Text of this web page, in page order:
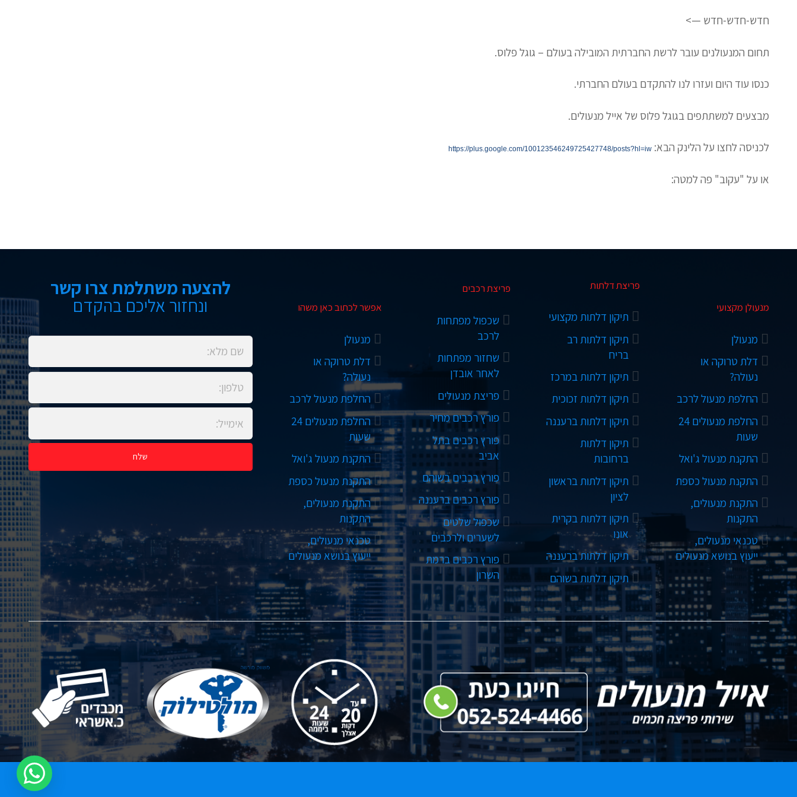
חדש-חדש-חדש —>
תחום המנעולנים עובר לרשת החברתית המובילה בעולם – גוגל פלוס.
כנסו עוד היום ועזרו לנו להתקדם בעולם החברתי.
מבצעים למשתתפים בגוגל פלוס של אייל מנעולים.
לכניסה לחצו על הלינק הבא:https://plus.google.com/100123546249725427748/posts?hl=iw
או על "עקוב" פה למטה:
מנעולן מקצועי
מנעולן
דלת טרוקה או
נעולה?
החלפת מנעול לרכב
החלפת מנעולים 24
שעות
התקנת מנעול ג'ואל
התקנת מנעול כספת
התקנת מנעולים,
התקנות
טכנאי מנעולים,
ייעוץ בנושא מנעולים
פריצת דלתות
תיקון דלתות מקצועי
תיקון דלתות רב
בריח
תיקון דלתות במרכז
תיקון דלתות זכוכית
תיקון דלתות ברעננה
תיקון דלתות
ברחובות
תיקון דלתות בראשון
לציון
תיקון דלתות בקרית
אונו
תיקון דלתות ברעננה
תיקון דלתות בשוהם
פריצת רכבים
שכפול מפתחות
לרכב
שחזור מפתחות
לאחר אובדן
פריצת מנעולים
פורץ רכבים מחיר
פורץ רכבים בתל
אביב
פורץ רכבים בשוהם
פורץ רכבים ברעננה
שכפול שלטים
לשערים ולרכבים
פורץ רכבים ברמת
השרון
אפשר לכתוב כאן משהו
מנעולן
דלת טרוקה או
נעולה?
החלפת מנעול לרכב
החלפת מנעולים 24
שעות
התקנת מנעול ג'ואל
התקנת מנעול כספת
התקנת מנעולים,
התקנות
טכנאי מנעולים,
ייעוץ בנושא מנעולים
להצעה משתלמת צרו קשר
ונחזור אליכם בהקדם